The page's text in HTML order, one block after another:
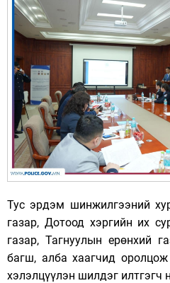
Тус эрдэм шинжилгээний
газар, Дотоод хэргийн их
газар, Тагнуулын ерөнхий
багш, алба хаагчид
хэлэлцүүлэн шилдэг илтгэгч